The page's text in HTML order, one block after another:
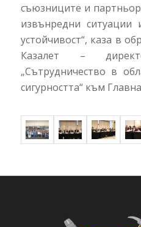
съюзниците и
извънредни ситуации
устойчивост“, каза в
Казалет –
„Сътрудничество в
сигурността“ към